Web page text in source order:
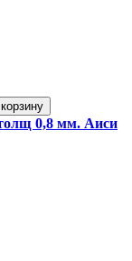
0,8 мм. Аиси